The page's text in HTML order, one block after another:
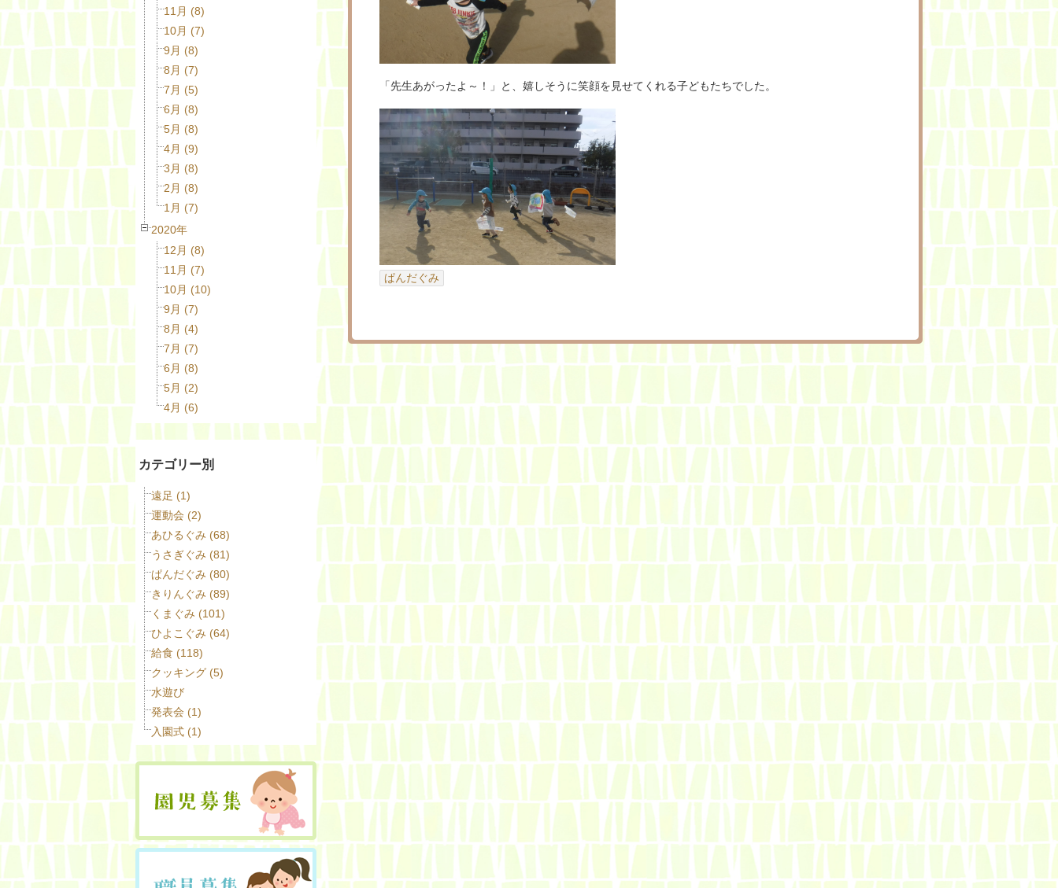
11月 (8)
10月 (7)
9月 (8)
8月 (7)
7月 (5)
6月 (8)
5月 (8)
4月 (9)
3月 (8)
2月 (8)
1月 (7)
2020年
12月 (8)
11月 (7)
10月 (10)
9月 (7)
8月 (4)
7月 (7)
6月 (8)
5月 (2)
4月 (6)
カテゴリー別
遠足 (1)
運動会 (2)
あひるぐみ (68)
うさぎぐみ (81)
ぱんだぐみ (80)
きりんぐみ (89)
くまぐみ (101)
ひよこぐみ (64)
給食 (118)
クッキング (5)
水遊び
発表会 (1)
入園式 (1)
「先生あがったよ～！」と、嬉しそうに笑顔を見せてくれる子どもたちでした。
ぱんだぐみ